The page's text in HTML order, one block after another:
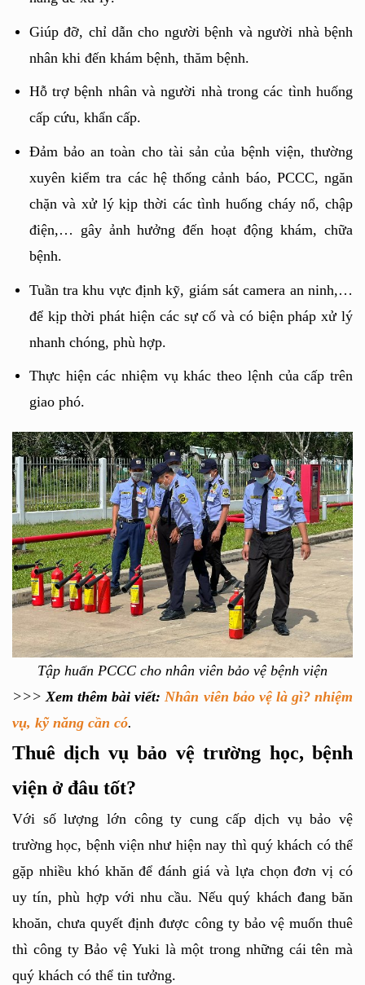
Giúp đỡ, chỉ dẫn cho người bệnh và người nhà bệnh
nhân khi đến khám bệnh, thăm bệnh.
Hỗ trợ bệnh nhân và người nhà trong các tình huống
cấp cứu, khẩn cấp.
Đảm bảo an toàn cho tài sản của bệnh viện, thường
xuyên kiểm tra các hệ thống cảnh báo, PCCC, ngăn
chặn và xử lý kịp thời các tình huống cháy nổ, chập
điện,… gây ảnh hưởng đến hoạt động khám, chữa
bệnh.
Tuần tra khu vực định kỹ, giám sát camera an ninh,…
để kịp thời phát hiện các sự cố và có biện pháp xử lý
nhanh chóng, phù hợp.
Thực hiện các nhiệm vụ khác theo lệnh của cấp trên
giao phó.
Tập huấn PCCC cho nhân viên bảo vệ bệnh viện
>>> Xem thêm bài viết: Nhân viên bảo vệ là gì? nhiệm
vụ, kỹ năng cần có.
Thuê dịch vụ bảo vệ trường học, bệnh
viện ở đâu tốt?
Với số lượng lớn công ty cung cấp dịch vụ bảo vệ
trường học, bệnh viện như hiện nay thì quý khách có thể
gặp nhiều khó khăn để đánh giá và lựa chọn đơn vị có
uy tín, phù hợp với nhu cầu. Nếu quý khách đang băn
khoăn, chưa quyết định được công ty bảo vệ muốn thuê
thì công ty Bảo vệ Yuki là một trong những cái tên mà
quý khách có thể tin tưởng.